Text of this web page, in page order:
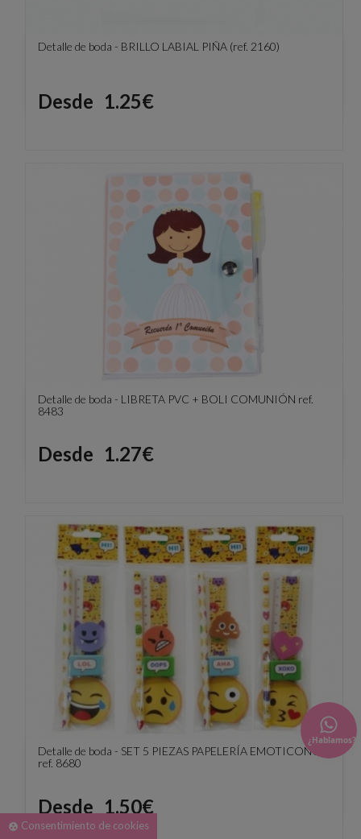
Detalle de boda - BRILLO LABIAL PIÑA (ref. 2160)
Precio
Desde 1.25€
Detalle de boda - LIBRETA PVC + BOLI COMUNIÓN ref.
8483
Precio
Desde 1.27€
Detalle de boda - SET 5 PIEZAS PAPELERÍA EMOTICONOS
ref. 8680
Precio
Desde 1.50€
¿Hablamos?
group_work Consentimiento de cookies